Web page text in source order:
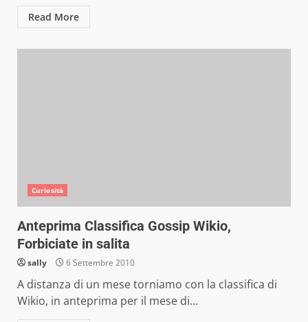
Read More
Curiosità
Anteprima Classifica Gossip Wikio,
Forbiciate in salita
sally 6 Settembre 2010
A distanza di un mese torniamo con la classifica di
Wikio, in anteprima per il mese di...